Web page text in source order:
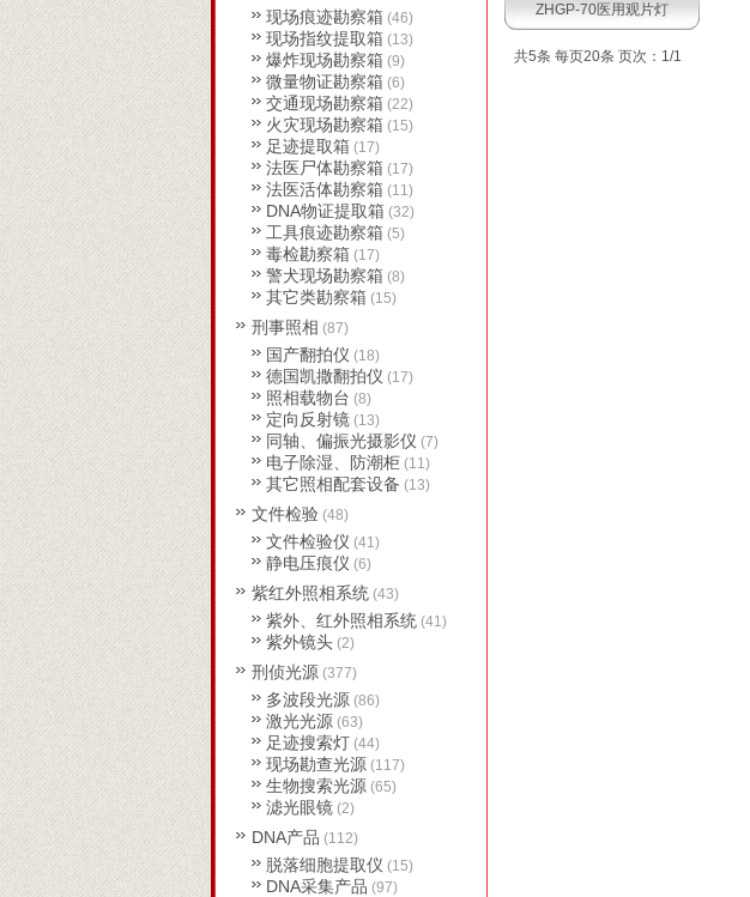
ZHGP-70医用观片灯
共5条 每页20条 页次：1/1
现场痕迹勘察箱 (46)
现场指纹提取箱 (13)
爆炸现场勘察箱 (9)
微量物证勘察箱 (6)
交通现场勘察箱 (22)
火灾现场勘察箱 (15)
足迹提取箱 (17)
法医尸体勘察箱 (17)
法医活体勘察箱 (11)
DNA物证提取箱 (32)
工具痕迹勘察箱 (5)
毒检勘察箱 (17)
警犬现场勘察箱 (8)
其它类勘察箱 (15)
刑事照相 (87)
国产翻拍仪 (18)
德国凯撒翻拍仪 (17)
照相载物台 (8)
定向反射镜 (13)
同轴、偏振光摄影仪 (7)
电子除湿、防潮柜 (11)
其它照相配套设备 (13)
文件检验 (48)
文件检验仪 (41)
静电压痕仪 (6)
紫红外照相系统 (43)
紫外、红外照相系统 (41)
紫外镜头 (2)
刑侦光源 (377)
多波段光源 (86)
激光光源 (63)
足迹搜索灯 (44)
现场勘查光源 (117)
生物搜索光源 (65)
滤光眼镜 (2)
DNA产品 (112)
脱落细胞提取仪 (15)
DNA采集产品 (97)